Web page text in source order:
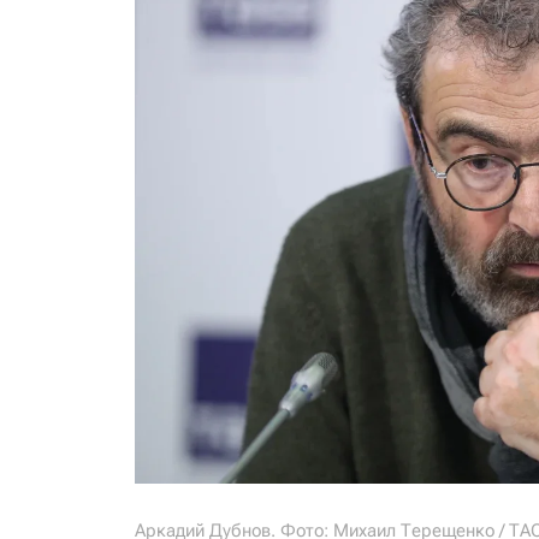
Аркадий Дубнов. Фото: Михаил Терещенко /